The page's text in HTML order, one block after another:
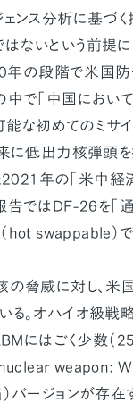
ェンス分析に基づく
ないという前提に
年の段階で米国
中で「中国におい
な初めてのミサイ
来に低出力核弾頭
2021年の「米中
告ではDF-26を「
hot swappable）
脅威に対し、米
る。オハイオ級戦
にはごく少数（
nuclear weapon:
バージョンが存在